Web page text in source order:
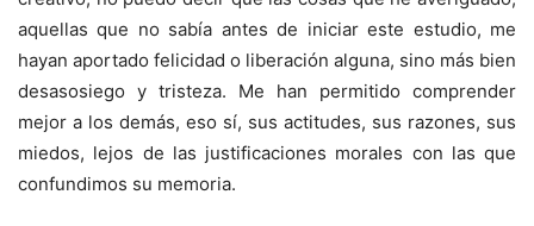
aquellas que no sabía antes de iniciar este estudio, me
hayan aportado felicidad o liberación alguna, sino más bien
desasosiego y tristeza. Me han permitido comprender
mejor a los demás, eso sí, sus actitudes, sus razones, sus
miedos, lejos de las justificaciones morales con las que
confundimos su memoria.